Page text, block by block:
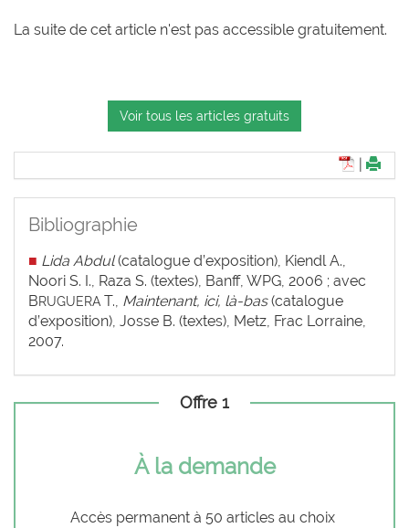
La suite de cet article n'est pas accessible gratuitement.
Voir tous les articles gratuits
Bibliographie
■ Lida Abdul(catalogue d’exposition), Kiendl A.,
Noori S. I., Raza S. (textes), Banff, WPG, 2006 ; avec
BRUGUERA T., Maintenant, ici, là-bas(catalogue
d’exposition), Josse B. (textes), Metz, Frac Lorraine,
2007.
Offre 1
À la demande
Accès permanent à 50 articles au choix